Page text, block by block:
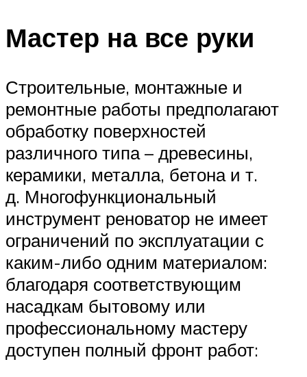
Мастер на все руки
Строительные, монтажные и
ремонтные работы предполагают
обработку поверхностей
различного типа – древесины,
керамики, металла, бетона и т.
д. Многофункциональный
инструмент реноватор не имеет
ограничений по эксплуатации с
каким-либо одним материалом:
благодаря соответствующим
насадкам бытовому или
профессиональному мастеру
доступен полный фронт работ: